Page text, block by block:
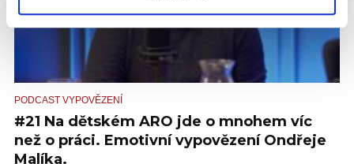
PODCAST VYPOVĚZENÍ
#21 Na dětském ARO jde o mnohem víc
než o práci. Emotivní vypovězení Ondřeje
Malíka.